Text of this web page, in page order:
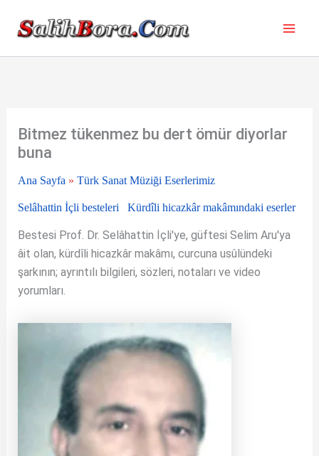
Bitmez tükenmez bu dert ömür diyorlar
buna
Ana Sayfa » Türk Sanat Müziği Eserlerimiz
Selâhattin İçli besteleri Kürdîli hicazkâr makâmındaki eserler
Bestesi Prof. Dr. Selâhattin İçli'ye, güftesi Selim Aru'ya
âit olan, kürdîli hicazkâr makâmı, curcuna usûlündeki
şarkının; ayrıntılı bilgileri, sözleri, notaları ve video
yorumları.